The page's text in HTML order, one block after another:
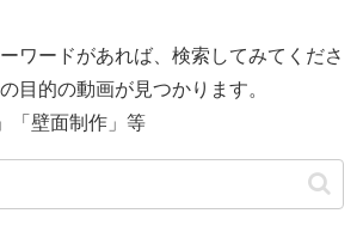
ワードがあれば、検索してみてくださ
の目的の動画が見つかります。
「壁面制作」等